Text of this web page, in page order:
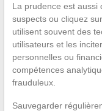
La prudence est aussi
suspects ou cliquez
utilisent souvent des
utilisateurs et les
personnelles ou
compétences
frauduleux.
Sauvegarder